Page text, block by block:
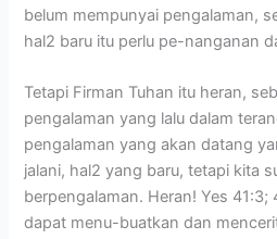
belum mempunyai pengalaman,
hal2 baru itu perlu pe-nanganan
Tetapi Firman Tuhan itu heran,
pengalaman yang lalu dalam
pengalaman yang akan datang
jalani, hal2 yang baru, tetapi kita
berpengalaman. Heran! Yes 41:3;
dapat menu-buatkan dan